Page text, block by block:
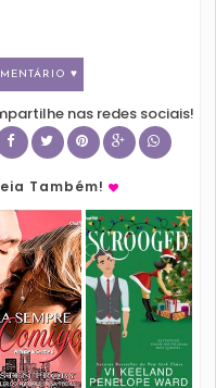
♥
nas redes sociais!
Também!